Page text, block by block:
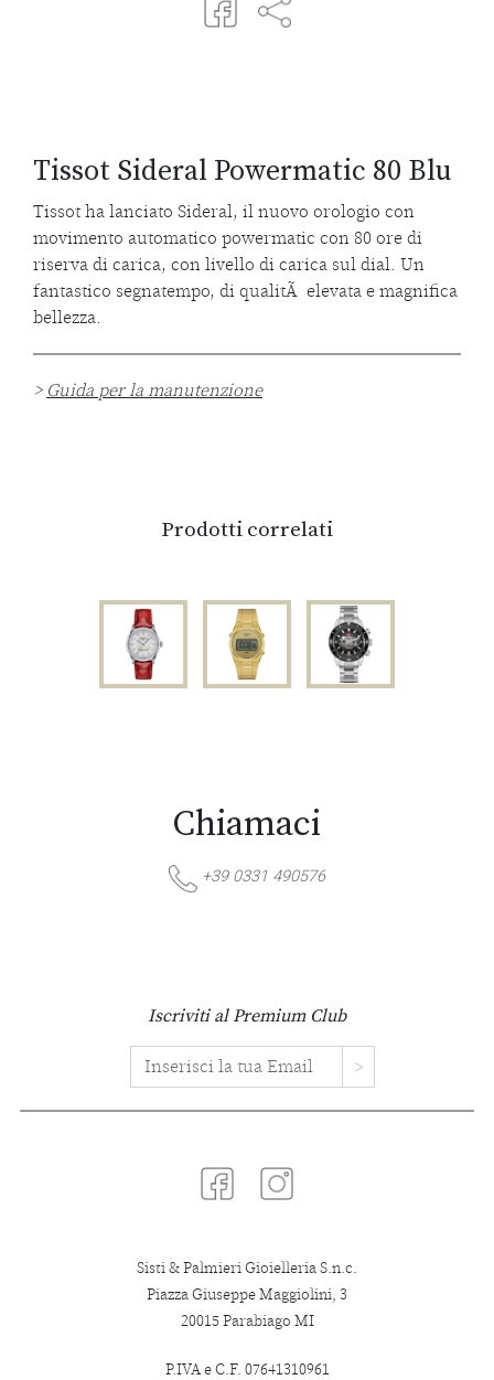
Tissot Sideral Powermatic 80 Blu
Tissot ha lanciato Sideral, il nuovo orologio con
movimento automatico powermatic con 80 ore di
riserva di carica, con livello di carica sul dial. Un
fantastico segnatempo, di qualitÃ elevata e magnifica
bellezza.
> Guida per la manutenzione
Prodotti correlati
Chiamaci
+39 0331 490576
Iscriviti al Premium Club
Indirizzo Email
>
Sisti & Palmieri Gioielleria S.n.c.
Piazza Giuseppe Maggiolini, 3
20015 Parabiago MI
P.IVA e C.F. 07641310961